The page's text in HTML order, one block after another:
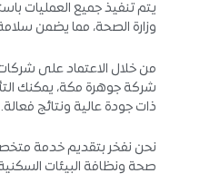
يتم تنفيذ جميع العمليات
وزارة الصحة، مما يضمن سلامة
من خلال الاعتماد على
شركة جوهرة مكة، يمكنك
ذات جودة عالية ونتائج فعالة.
نحن نفخر بتقديم خدمة
صحة ونظافة البيئات السكنية